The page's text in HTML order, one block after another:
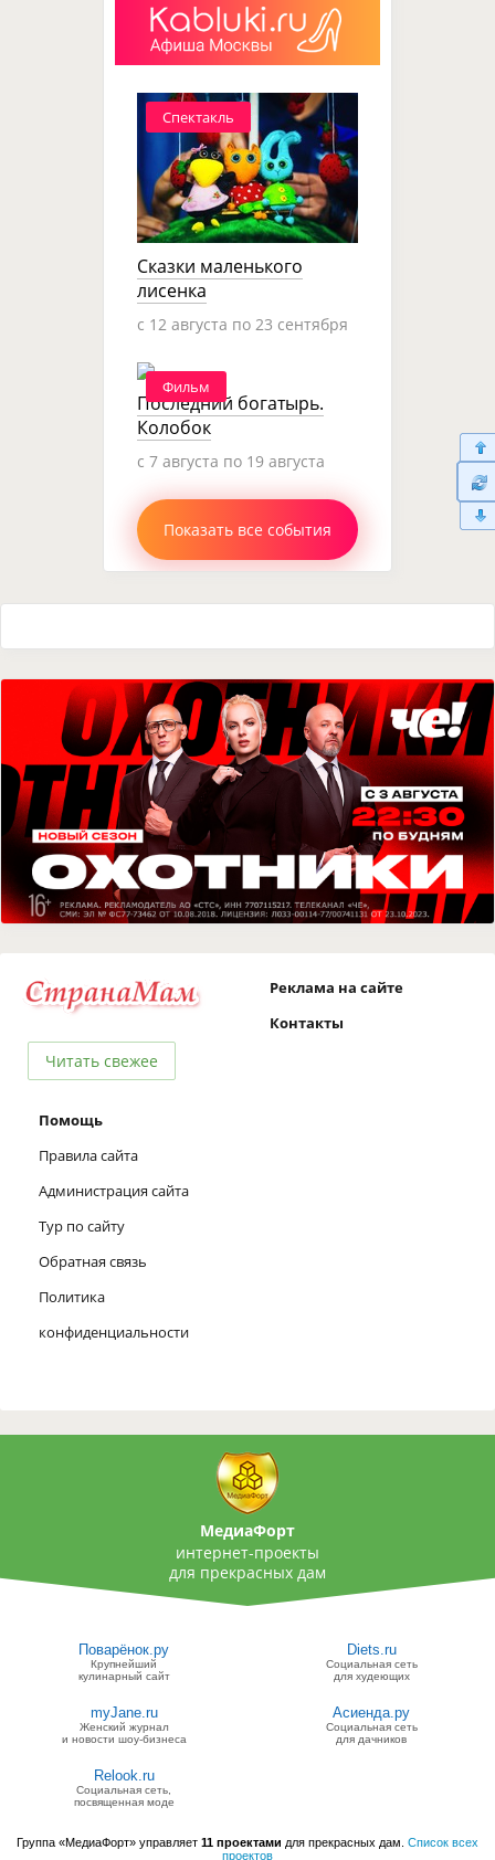
Спектакль
Сказки маленького
лисенка
c 12 августа по 23 сентября
Фильм
Последний богатырь.
Колобок
c 7 августа по 19 августа
Показать все события
Читать свежее
Реклама на сайте
Контакты
Помощь
Правила сайта
Администрация сайта
Тур по сайту
Обратная связь
Политика
конфиденциальности
МедиаФорт
интернет-проекты
для прекрасных дам
Поварёнок.ру
Крупнейший
кулинарный сайт
Diets.ru
Социальная сеть
для худеющих
myJane.ru
Женский журнал
и новости шоу-бизнеса
Асиенда.ру
Социальная сеть
для дачников
Relook.ru
Социальная сеть,
посвященная моде
Группа «МедиаФорт» управляет 11 проектами для прекрасных дам. Список всех
проектов